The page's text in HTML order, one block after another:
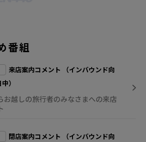
番組
来店案内コメント （インバウンド向
）
お越しの旅行者のみなさまへの来店
閉店案内コメント （インバウンド向